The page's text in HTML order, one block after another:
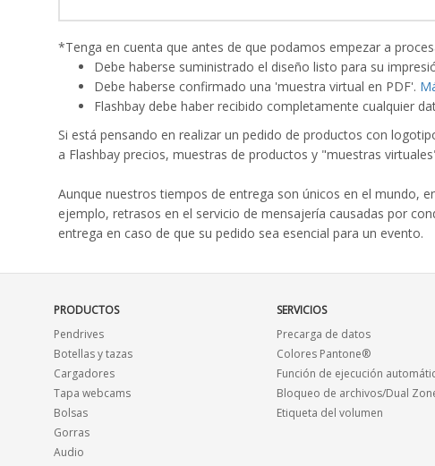
*Tenga en cuenta que antes de que podamos empezar a
Debe haberse suministrado el diseño listo para su
Debe haberse confirmado una 'muestra virtual en PDF'.
Flashbay debe haber recibido completamente cualquier
Si está pensando en realizar un pedido de productos con
a Flashbay precios, muestras de productos y "muestras
Aunque nuestros tiempos de entrega son únicos en el mundo,
ejemplo, retrasos en el servicio de mensajería causadas por
entrega en caso de que su pedido sea esencial para un evento.
PRODUCTOS
Pendrives
Botellas y tazas
Cargadores
Tapa webcams
Bolsas
Gorras
Audio
SERVICIOS
Precarga de datos
Colores Pantone®
Función de ejecución
Bloqueo de archivos/Dual
Etiqueta del volumen